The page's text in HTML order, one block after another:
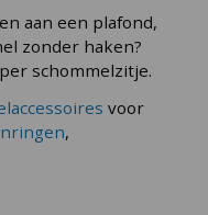
aan een plafond,
zonder haken?
per schommelzitje.
voor
,